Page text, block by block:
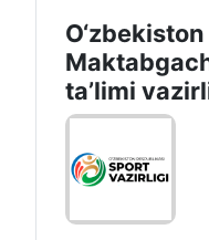
taʼlimi